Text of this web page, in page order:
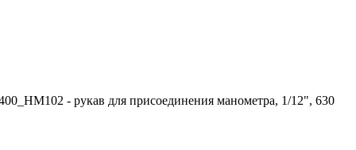
- рукав для присоединения манометра, 1/12", 630